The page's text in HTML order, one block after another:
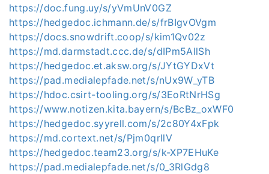
https://doc.fung.uy/s/yVmUnV0GZ
https://hedgedoc.ichmann.de/s/frBIgvOVgm
https://docs.snowdrift.coop/s/kim1Qv02z
https://md.darmstadt.ccc.de/s/dIPm5AIlSh
https://hedgedoc.et.aksw.org/s/JYtGYDxVt
https://pad.medialepfade.net/s/nUx9W_yTB
https://hdoc.csirt-tooling.org/s/3EoRtNrHSg
https://www.notizen.kita.bayern/s/BcBz_oxWF0
https://hedgedoc.syyrell.com/s/2c80Y4xFpk
https://md.cortext.net/s/Pjm0qrllV
https://hedgedoc.team23.org/s/k-XP7EHuKe
https://pad.medialepfade.net/s/0_3RlGdg8